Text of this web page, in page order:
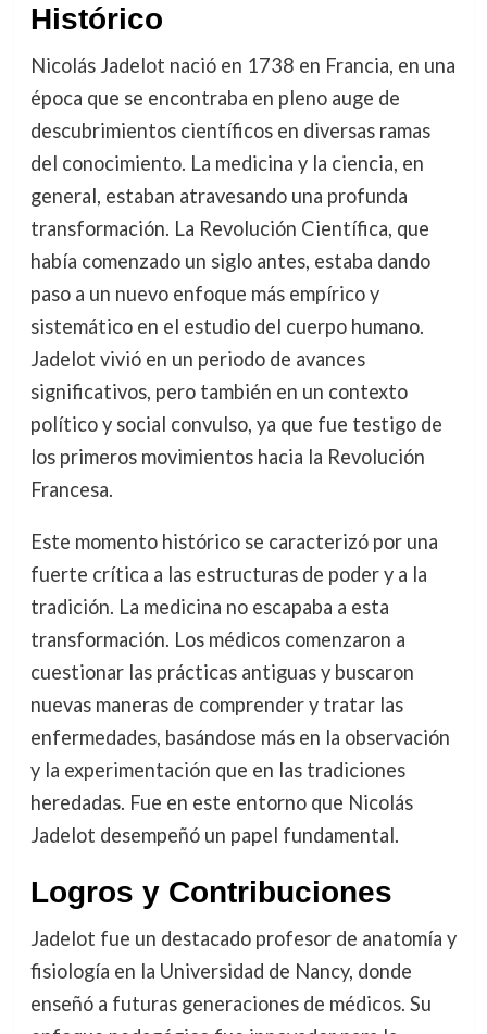
Histórico
Nicolás Jadelot nació en 1738 en Francia, en una
época que se encontraba en pleno auge de
descubrimientos científicos en diversas ramas
del conocimiento. La medicina y la ciencia, en
general, estaban atravesando una profunda
transformación. La Revolución Científica, que
había comenzado un siglo antes, estaba dando
paso a un nuevo enfoque más empírico y
sistemático en el estudio del cuerpo humano.
Jadelot vivió en un periodo de avances
significativos, pero también en un contexto
político y social convulso, ya que fue testigo de
los primeros movimientos hacia la Revolución
Francesa.
Este momento histórico se caracterizó por una
fuerte crítica a las estructuras de poder y a la
tradición. La medicina no escapaba a esta
transformación. Los médicos comenzaron a
cuestionar las prácticas antiguas y buscaron
nuevas maneras de comprender y tratar las
enfermedades, basándose más en la observación
y la experimentación que en las tradiciones
heredadas. Fue en este entorno que Nicolás
Jadelot desempeñó un papel fundamental.
Logros y Contribuciones
Jadelot fue un destacado profesor de anatomía y
fisiología en la Universidad de Nancy, donde
enseñó a futuras generaciones de médicos. Su